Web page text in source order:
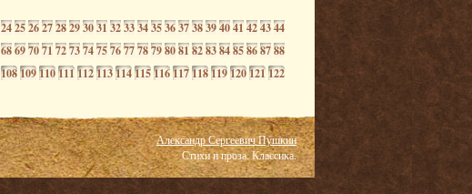
242526272829303132333435363738394041424344
686970717273747576777879808182838485868788
108109110111112113114115116117118119120121122
Александр Сергеевич Пушкин
Стихи и проза. Классика.